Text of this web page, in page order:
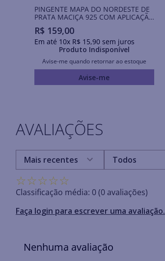
PINGENTE MAPA DO NORDESTE DE
PRATA MACIÇA 925 COM APLICAÇÃO
R$ 159,00
Em até 10x R$ 15,90sem juros
Produto Indisponível
Avise-me quando retornar ao estoque
Avise-me
AVALIAÇÕES
☆☆☆☆☆
Classificação média: 0(0 avaliações)
Faça login para escrever uma avaliação.
Mais recentes Todos
Nenhuma avaliação